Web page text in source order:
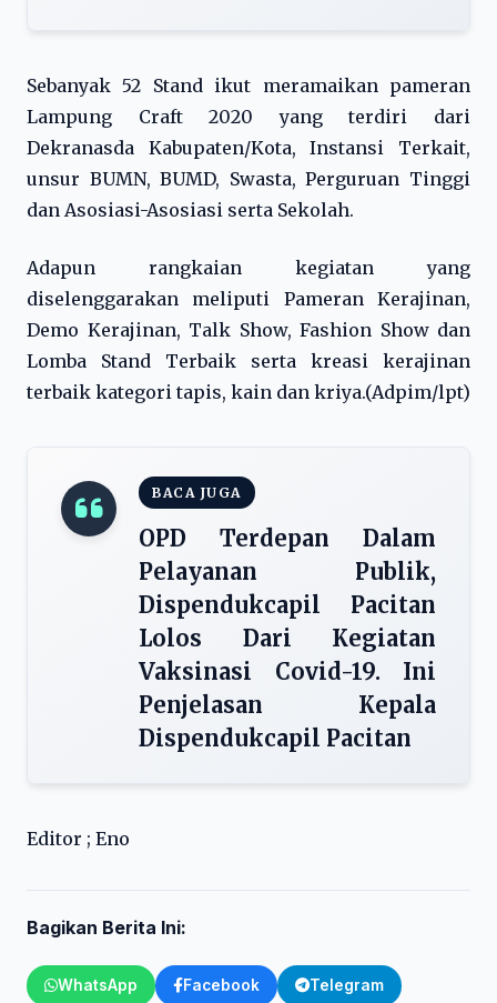
Sebanyak 52 Stand ikut meramaikan pameran
Lampung Craft 2020 yang terdiri dari
Dekranasda Kabupaten/Kota, Instansi Terkait,
unsur BUMN, BUMD, Swasta, Perguruan Tinggi
dan Asosiasi-Asosiasi serta Sekolah.
Adapun rangkaian kegiatan yang
diselenggarakan meliputi Pameran Kerajinan,
Demo Kerajinan, Talk Show, Fashion Show dan
Lomba Stand Terbaik serta kreasi kerajinan
terbaik kategori tapis, kain dan kriya.(Adpim/lpt)
BACA JUGA
OPD Terdepan Dalam
Pelayanan Publik,
Dispendukcapil Pacitan
Lolos Dari Kegiatan
Vaksinasi Covid-19. Ini
Penjelasan Kepala
Dispendukcapil Pacitan
Editor ; Eno
Bagikan Berita Ini:
WhatsApp Facebook Telegram